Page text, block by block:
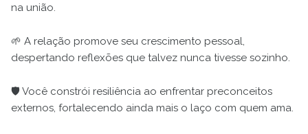
na união.
🌱 A relação promove seu crescimento pessoal,
despertando reflexões que talvez nunca tivesse sozinho.
🛡️ Você constrói resiliência ao enfrentar preconceitos
externos, fortalecendo ainda mais o laço com quem ama.